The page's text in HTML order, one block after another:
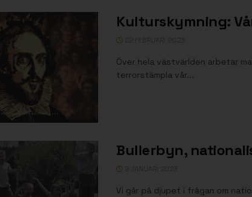
Kulturskymning:
Över hela västvärlden arbetar
terrorstämpla vår...
Bullerbyn,
Vi går på djupet i frågan om